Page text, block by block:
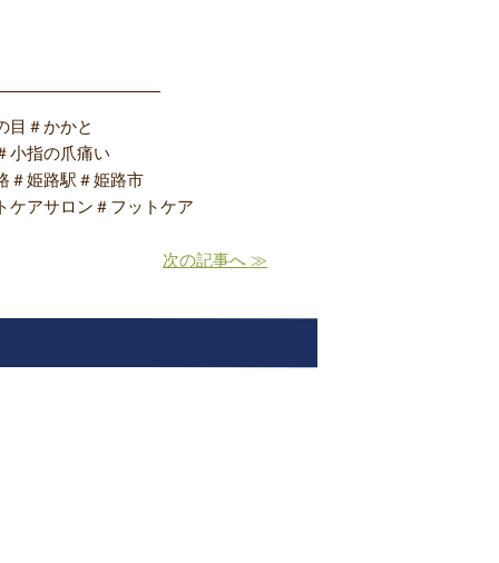
目＃かかと
小指の爪痛い
＃姫路駅＃姫路市
ケアサロン＃フットケア
次の記事へ ≫